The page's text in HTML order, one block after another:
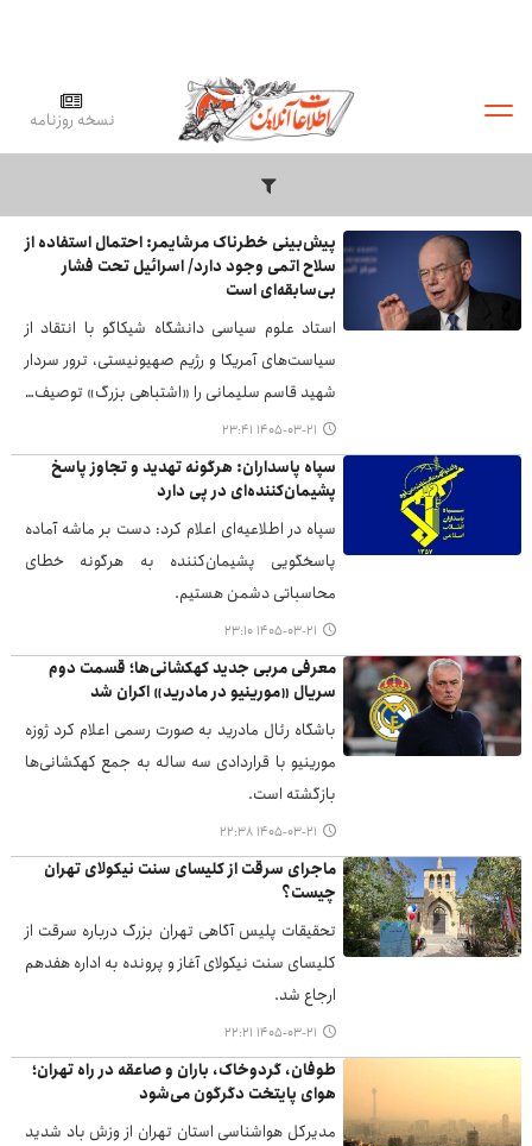
نسخه روزنامه
پیش‌بینی خطرناک مرشایمر: احتمال استفاده از
سلاح اتمی وجود دارد/ اسرائیل تحت فشار
بی‌سابقه‌ای است
استاد علوم سیاسی دانشگاه شیکاگو با انتقاد از
سیاست‌های آمریکا و رژیم صهیونیستی، ترور سردار
شهید قاسم سلیمانی را «اشتباهی بزرگ» توصیف…
۱۴۰۵-۰۳-۲۱ ۲۳:۴۱
سپاه پاسداران: هرگونه تهدید و تجاوز پاسخ
پشیمان‌کننده‌ای در پی دارد
سپاه در اطلاعیه‌ای اعلام کرد: دست بر ماشه آماده
پاسخگویی پشیمان‌کننده به هرگونه خطای
محاسباتی دشمن هستیم.
۱۴۰۵-۰۳-۲۱ ۲۳:۱۰
معرفی مربی جدید کهکشانی‌ها؛ قسمت دوم
سریال «مورینیو در مادرید» اکران شد
باشگاه رئال مادرید به صورت رسمی اعلام کرد ژوزه
مورینیو با قراردادی سه ساله به جمع کهکشانی‌ها
بازگشته است.
۱۴۰۵-۰۳-۲۱ ۲۲:۳۸
ماجرای سرقت از کلیسای سنت نیکولای تهران
چیست؟
تحقیقات پلیس آگاهی تهران بزرگ درباره سرقت از
کلیسای سنت نیکولای آغاز و پرونده به اداره هفدهم
ارجاع شد.
۱۴۰۵-۰۳-۲۱ ۲۲:۲۱
طوفان، گردوخاک، باران و صاعقه در راه تهران؛
هوای پایتخت دگرگون می‌شود
مدیرکل هواشناسی استان تهران از وزش باد شدید